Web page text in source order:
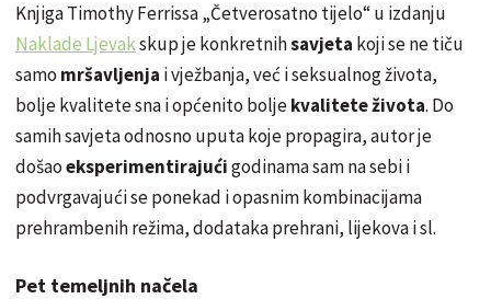
Knjiga Timothy Ferrissa „Četverosatno tijelo“ u izdanju
Naklade Ljevakskup je konkretnihsavjeta koji se ne tiču
samo mršavljenja i vježbanja, već i seksualnog života,
bolje kvalitete sna i općenito boljekvalitete života. Do
samih savjeta odnosno uputa koje propagira, autor je
došaoeksperimentirajućigodinama sam na sebi i
podvrgavajući se ponekad i opasnim kombinacijama
prehrambenih režima, dodataka prehrani, lijekova i sl.
Pet temeljnih načela